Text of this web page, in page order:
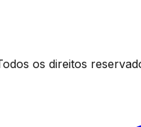
os direitos